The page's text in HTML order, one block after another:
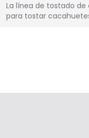
La línea de tostado
para tostar